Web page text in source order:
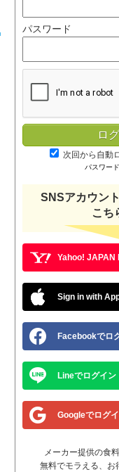
パスワード
次回から自動
パスワー
SNSアカウン
こち
Yahoo! JAPAN
Sign in with
Facebookでロ
Lineでログイン
Googleでログ
メーカー提供の食
無料でモラえる、お